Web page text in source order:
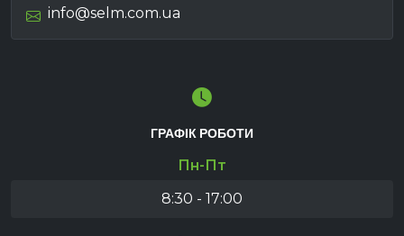
info@selm.com.ua
ГРАФІК РОБОТИ
Пн-Пт
8:30 - 17:00